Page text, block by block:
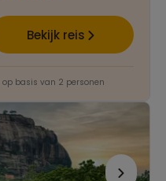
Bekijk reis
basis van 2 personen